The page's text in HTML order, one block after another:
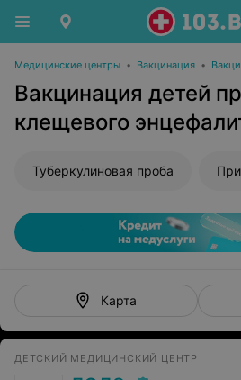
Медицинские центры • Вакцинация •
Вакцинация детей
клещевого
Туберкулиновая проба
Карта
ДЕТСКИЙ МЕДИЦИНСКИЙ ЦЕНТР